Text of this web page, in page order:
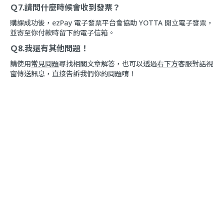
Ｑ7.請問什麼時候會收到發票？
購課成功後，ezPay 電子發票平台會協助 YOTTA 開立電子發票，
並寄至你付款時留下的電子信箱。
Ｑ8.我還有其他問題！
請使用常見問題尋找相關文章解答，也可以透過右下方客服對話視
窗傳送訊息，直接告訴我們你的問題唷！